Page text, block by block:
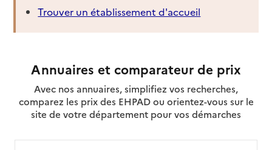
Trouver un établissement d'accueil
Annuaires et comparateur de prix
Avec nos annuaires, simplifiez vos recherches,
comparez les prix des EHPAD ou orientez-vous sur le
site de votre département pour vos démarches